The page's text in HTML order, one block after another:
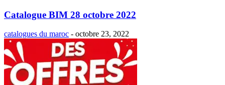
Catalogue BIM 28 octobre 2022
catalogues du maroc - octobre 23, 2022